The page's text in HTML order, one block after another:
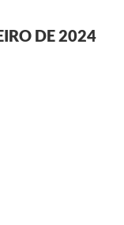
DE 2024